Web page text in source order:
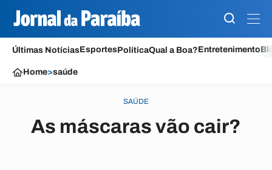
Últimas NotíciasEsportesPolíticaQual a Boa?Entretenimento
Home>saúde
SAÚDE
As máscaras vão cair?